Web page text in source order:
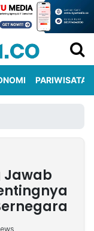
PARIWISATA
Jawab